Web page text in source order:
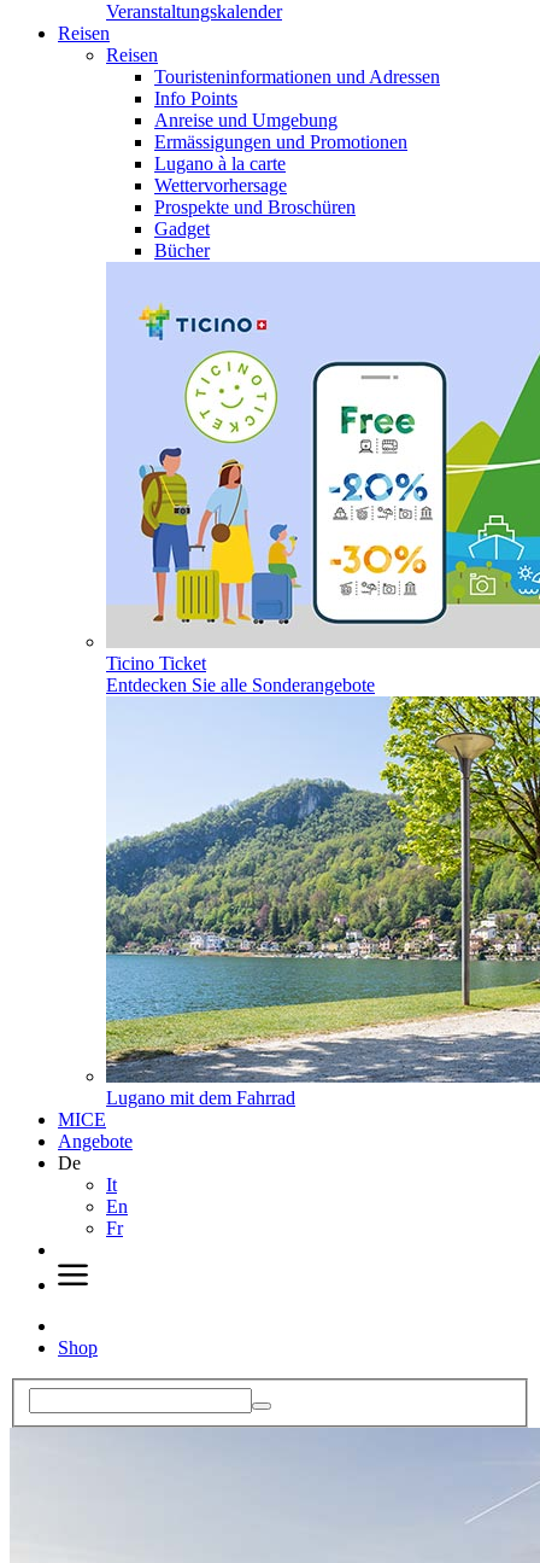
Veranstaltungskalender
Reisen
Reisen
Touristeninformationen und Adressen
Info Points
Anreise und Umgebung
Ermässigungen und Promotionen
Lugano à la carte
Wettervorhersage
Prospekte und Broschüren
Gadget
Bücher
Ticino Ticket
Entdecken Sie alle Sonderangebote
Lugano mit dem Fahrrad
MICE
Angebote
De
It
En
Fr
Shop